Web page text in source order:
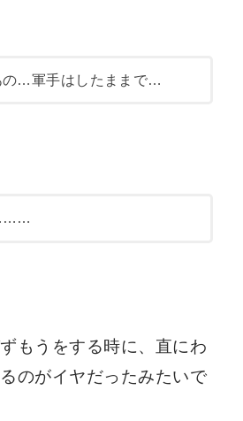
の…軍手はしたままで…
もうをする時に、直にわ
のがイヤだったみたいで